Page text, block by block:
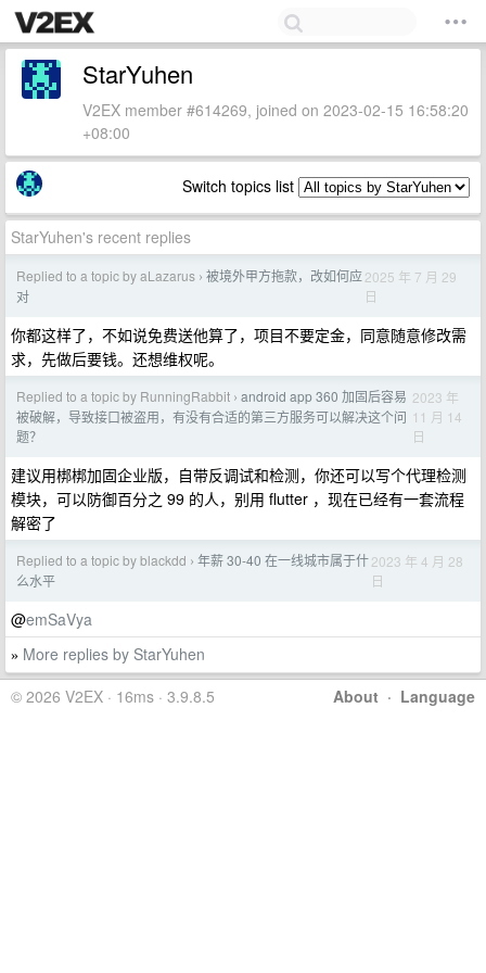
StarYuhen
V2EX member #614269, joined on 2023-02-15 16:58:20
+08:00
Switch topics list
StarYuhen's recent replies
Replied to a topic by aLazarus › 被境外甲方拖款，改如何应
对
2025 年 7 月 29
日
你都这样了，不如说免费送他算了，项目不要定金，同意随意修改需
求，先做后要钱。还想维权呢。
Replied to a topic by RunningRabbit › android app 360 加固后容易
被破解，导致接口被盗用，有没有合适的第三方服务可以解决这个问
题？
2023 年
11 月 14
日
建议用梆梆加固企业版，自带反调试和检测，你还可以写个代理检测
模块，可以防御百分之 99 的人，别用 flutter ，现在已经有一套流程
解密了
Replied to a topic by blackdd › 年薪 30-40 在一线城市属于什
么水平
2023 年 4 月 28
日
@emSaVya
» More replies by StarYuhen
About · Language
© 2026 V2EX · 16ms · 3.9.8.5